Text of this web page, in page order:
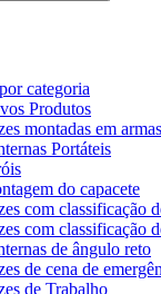
categoria
Produtos
montadas em armas
Portáteis
do capacete
com classificação
com classificação
de ângulo reto
de cena de
de Trabalho